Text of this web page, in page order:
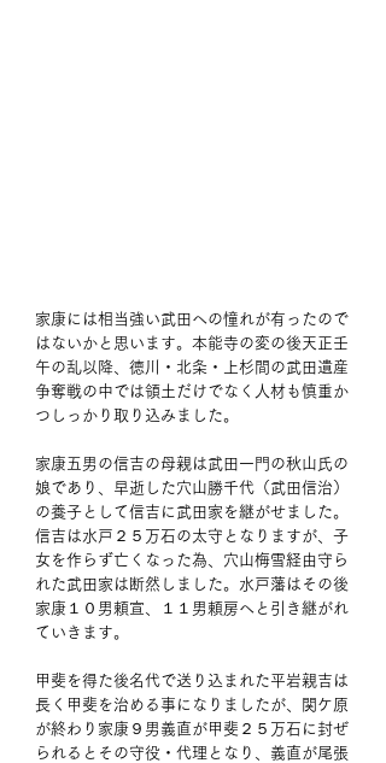
家康には相当強い武田への憧れが有ったので
はないかと思います。本能寺の変の後天正壬
午の乱以降、徳川・北条・上杉間の武田遺産
争奪戦の中では領土だけでなく人材も慎重か
つしっかり取り込みました。
家康五男の信吉の母親は武田一門の秋山氏の
娘であり、早逝した穴山勝千代（武田信治）
の養子として信吉に武田家を継がせました。
信吉は水戸２５万石の太守となりますが、子
女を作らず亡くなった為、穴山梅雪経由守ら
れた武田家は断然しました。水戸藩はその後
家康１０男頼宣、１１男頼房へと引き継がれ
ていきます。
甲斐を得た後名代で送り込まれた平岩親吉は
長く甲斐を治める事になりましたが、関ケ原
が終わり家康９男義直が甲斐２５万石に封ぜ
られるとその守役・代理となり、義直が尾張